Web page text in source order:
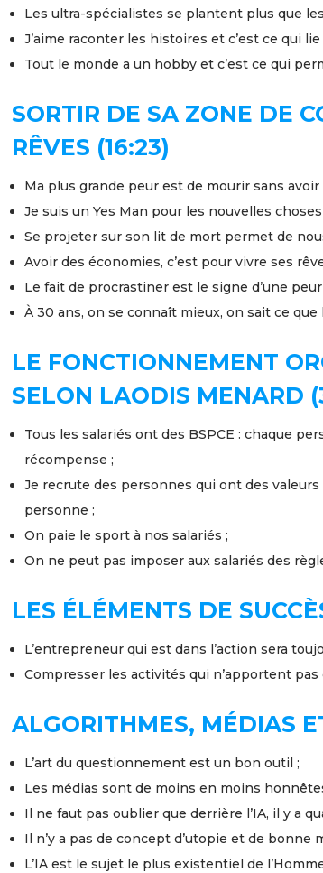
Les ultra-spécialistes se plantent plus que
J’aime raconter les histoires et c’est ce qui
Tout le monde a un hobby et c’est ce qui
SORTIR DE SA ZONE DE
RÊVES (16:23)
Ma plus grande peur est de mourir sans
Je suis un Yes Man pour les nouvelles choses
Se projeter sur son lit de mort permet de
Avoir des économies, c’est pour vivre ses
Le fait de procrastiner est le signe d’une
À 30 ans, on se connaît mieux, on sait ce que
LE FONCTIONNEMENT
SELON LAODIS MENARD
Tous les salariés ont des BSPCE : chaque
récompense ;
Je recrute des personnes qui ont des
personne ;
On paie le sport à nos salariés ;
On ne peut pas imposer aux salariés des
LES ÉLÉMENTS DE
L’entrepreneur qui est dans l’action sera
Compresser les activités qui n’apportent
ALGORITHMES, MÉDIAS
L’art du questionnement est un bon outil ;
Les médias sont de moins en moins
Il ne faut pas oublier que derrière l’IA, il y a
Il n’y a pas de concept d’utopie et de bonne
L’IA est le sujet le plus existentiel de